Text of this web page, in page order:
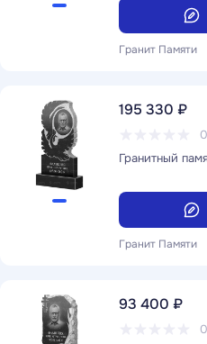
Гранит Памяти
195 330 ₽
Гранит Памяти
93 400 ₽